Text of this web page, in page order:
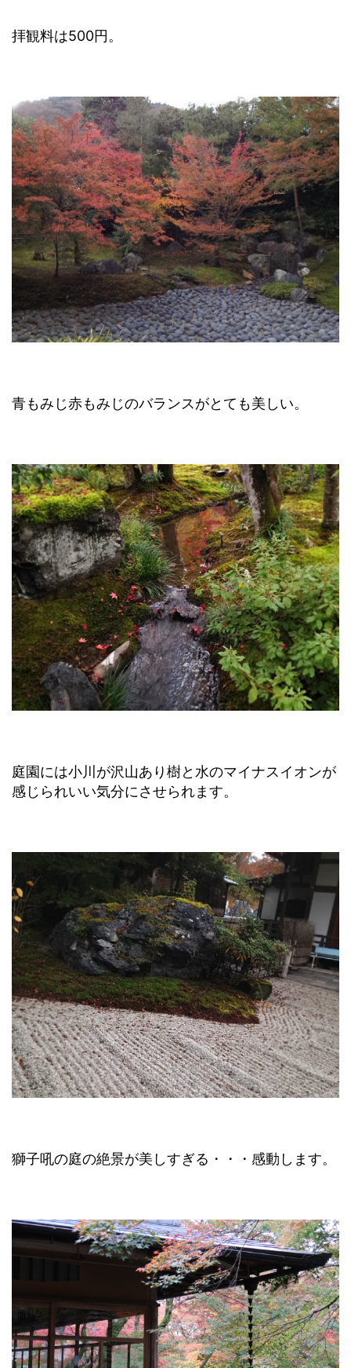
拝観料は500円。
青もみじ赤もみじのバランスがとても美しい。
庭園には小川が沢山あり樹と水のマイナスイオンが
感じられいい気分にさせられます。
獅子吼の庭の絶景が美しすぎる・・・感動します。